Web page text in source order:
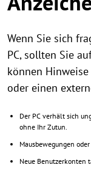
Wenn Sie sich
PC, sollten Sie
können
oder einen
Der PC verhält sich
ohne Ihr Zutun.
Mausbewegungen
Neue Benutzerkonten